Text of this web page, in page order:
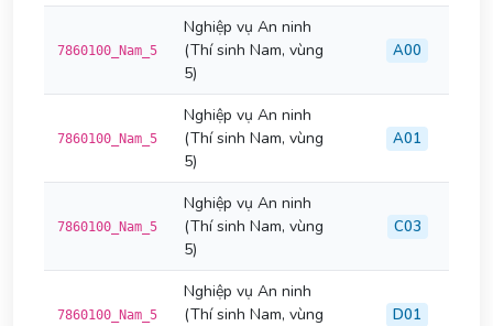
7860100_Nam_5
Nghiệp vụ An ninh
(Thí sinh Nam, vùng
5)
A00
7860100_Nam_5
Nghiệp vụ An ninh
(Thí sinh Nam, vùng
5)
A01
7860100_Nam_5
Nghiệp vụ An ninh
(Thí sinh Nam, vùng
5)
C03
7860100_Nam_5
Nghiệp vụ An ninh
(Thí sinh Nam, vùng
D01